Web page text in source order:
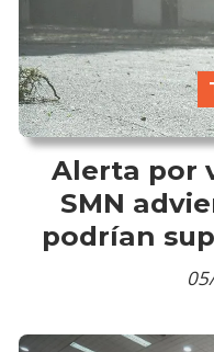
Alerta por
SMN
podrían